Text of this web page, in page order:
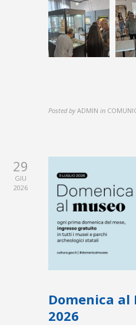
Posted by ADMIN in
29
GIU
2026
Domenica al
2026